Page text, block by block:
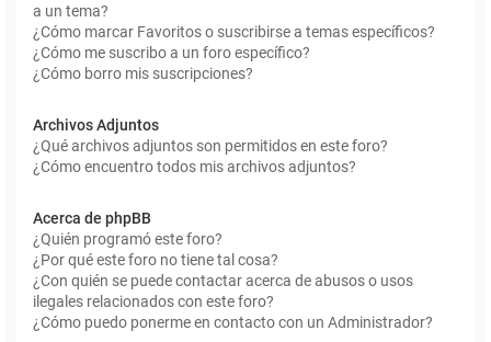
a un tema?
¿Cómo marcar Favoritos o suscribirse a temas específicos?
¿Cómo me suscribo a un foro específico?
¿Cómo borro mis suscripciones?
Archivos Adjuntos
¿Qué archivos adjuntos son permitidos en este foro?
¿Cómo encuentro todos mis archivos adjuntos?
Acerca de phpBB
¿Quién programó este foro?
¿Por qué este foro no tiene tal cosa?
¿Con quién se puede contactar acerca de abusos o usos
ilegales relacionados con este foro?
¿Cómo puedo ponerme en contacto con un Administrador?